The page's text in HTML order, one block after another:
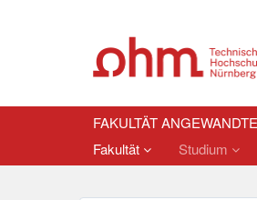
FAKULTÄT
Fakultät
Studium